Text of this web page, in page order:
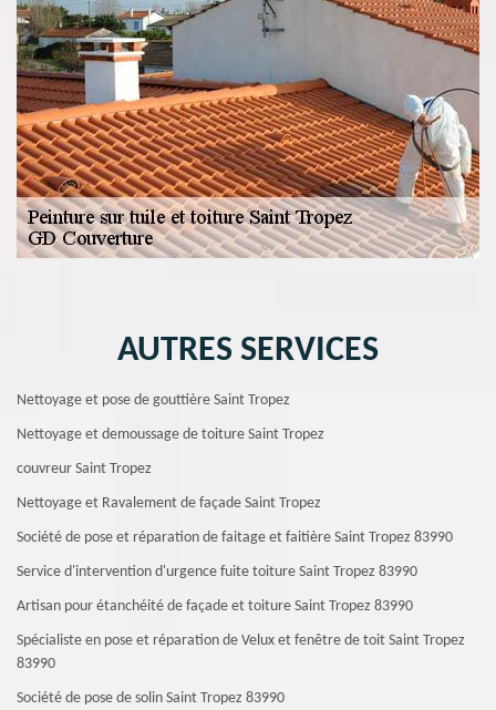
AUTRES SERVICES
Nettoyage et pose de gouttière Saint Tropez
Nettoyage et demoussage de toiture Saint Tropez
couvreur Saint Tropez
Nettoyage et Ravalement de façade Saint Tropez
Société de pose et réparation de faitage et faitière Saint Tropez 83990
Service d'intervention d'urgence fuite toiture Saint Tropez 83990
Artisan pour étanchéité de façade et toiture Saint Tropez 83990
Spécialiste en pose et réparation de Velux et fenêtre de toit Saint Tropez
83990
Société de pose de solin Saint Tropez 83990